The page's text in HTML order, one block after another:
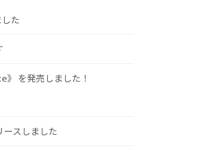
た
》 を発売しました！
ースしました